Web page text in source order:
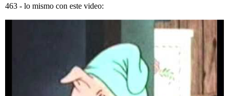
463 - lo mismo con este video: